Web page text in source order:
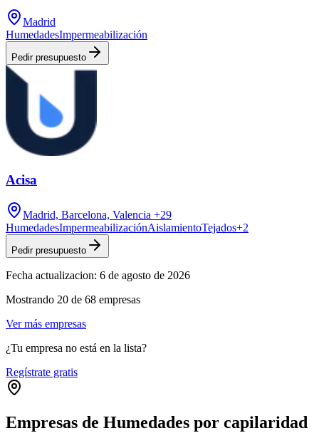
Madrid
HumedadesImpermeabilización
Pedir presupuesto
Acisa
Madrid, Barcelona, Valencia +29
HumedadesImpermeabilizaciónAislamientoTejados+2
Pedir presupuesto
Fecha actualizacion: 6 de agosto de 2026
Mostrando 20 de 68 empresas
Ver más empresas
¿Tu empresa no está en la lista?
Regístrate gratis
Empresas de Humedades por capilaridad